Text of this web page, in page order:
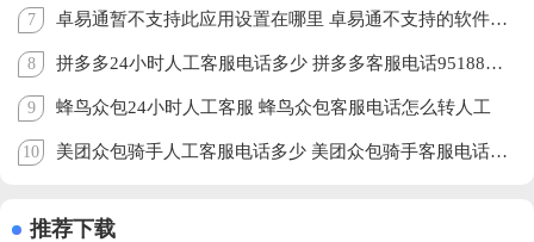
7 卓易通暂不支持此应用设置在哪里 卓易通不支持的软件怎么安装
8 拼多多24小时人工客服电话多少 拼多多客服电话95188怎么转人工
9 蜂鸟众包24小时人工客服 蜂鸟众包客服电话怎么转人工
10 美团众包骑手人工客服电话多少 美团众包骑手客服电话怎么转人工
推荐下载